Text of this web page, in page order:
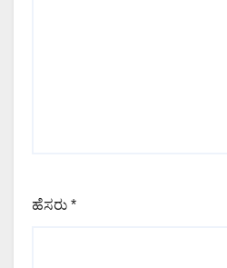
ಹೆಸರು *